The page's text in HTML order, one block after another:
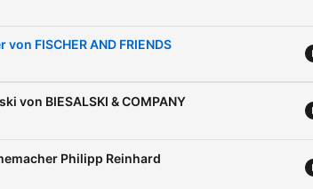
FISCHER AND FRIENDS
von BIESALSKI & COMPANY
Philipp Reinhard